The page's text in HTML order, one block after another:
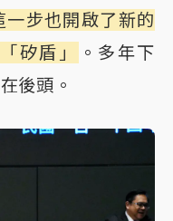
步也開啟了新的
矽盾」
。多年下
後頭。